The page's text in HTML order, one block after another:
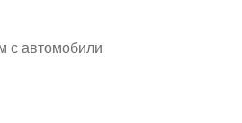
с автомобили